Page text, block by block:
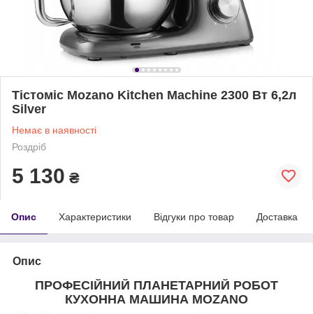
Тістоміс Mozano Kitchen Machine 2300 Вт 6,2л
Silver
Немає в наявності
Роздріб
5 130 ₴
Опис Характеристики Відгуки про товар Доставка
Опис
ПРОФЕСІЙНИЙ ПЛАНЕТАРНИЙ РОБОТ
КУХОННА МАШИНА MOZANO